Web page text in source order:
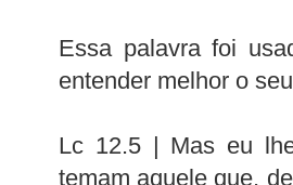
Essa palavra foi
entender melhor o
Lc 12.5 | Mas eu
temam aquele que,